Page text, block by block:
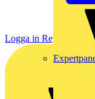
Logga in Registrera dig